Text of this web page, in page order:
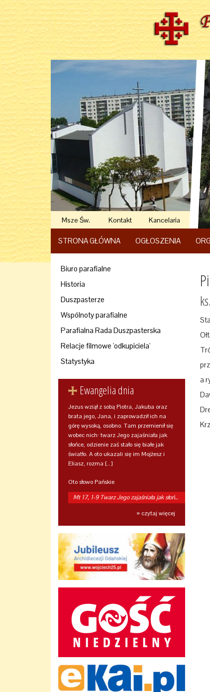
Msze Św. Kontakt Kancelaria
STRONA GŁÓWNA OGŁOSZENIA
Biuro parafialne
Historia
Duszpasterze
Wspólnoty parafialne
Parafialna Rada Duszpasterska
Relacje filmowe 'odkupiciela'
Statystyka
Ewangelia dnia
Jezus wziął z sobą Piotra, Jakuba oraz
brata jego, Jana, i zaprowadził ich na
górę wysoką, osobno. Tam przemienił się
wobec nich: twarz Jego zajaśniała jak
słońce, odzienie zaś stało się białe jak
światło. A oto ukazali się im Mojżesz i
Eliasz, rozma […]
Oto słowo Pańskie
Mt 17, 1-9 Twarz Jego zajaśniała jak słońce
» czytaj więcej
a